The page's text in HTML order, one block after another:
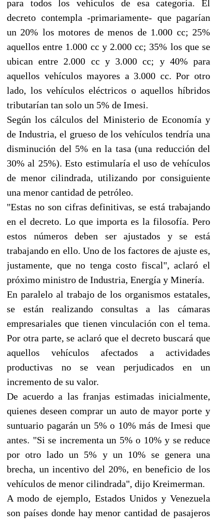
para todos los vehículos de esa categoría. El
decreto contempla -primariamente- que pagarían
un 20% los motores de menos de 1.000 cc; 25%
aquellos entre 1.000 cc y 2.000 cc; 35% los que se
ubican entre 2.000 cc y 3.000 cc; y 40% para
aquellos vehículos mayores a 3.000 cc. Por otro
lado, los vehículos eléctricos o aquellos híbridos
tributarían tan solo un 5% de Imesi.
Según los cálculos del Ministerio de Economía y
de Industria, el grueso de los vehículos tendría una
disminución del 5% en la tasa (una reducción del
30% al 25%). Esto estimularía el uso de vehículos
de menor cilindrada, utilizando por consiguiente
una menor cantidad de petróleo.
"Estas no son cifras definitivas, se está trabajando
en el decreto. Lo que importa es la filosofía. Pero
estos números deben ser ajustados y se está
trabajando en ello. Uno de los factores de ajuste es,
justamente, que no tenga costo fiscal", aclaró el
próximo ministro de Industria, Energía y Minería.
En paralelo al trabajo de los organismos estatales,
se están realizando consultas a las cámaras
empresariales que tienen vinculación con el tema.
Por otra parte, se aclaró que el decreto buscará que
aquellos vehículos afectados a actividades
productivas no se vean perjudicados en un
incremento de su valor.
De acuerdo a las franjas estimadas inicialmente,
quienes deseen comprar un auto de mayor porte y
suntuario pagarán un 5% o 10% más de Imesi que
antes. "Si se incrementa un 5% o 10% y se reduce
por otro lado un 5% y un 10% se genera una
brecha, un incentivo del 20%, en beneficio de los
vehículos de menor cilindrada", dijo Kreimerman.
A modo de ejemplo, Estados Unidos y Venezuela
son países donde hay menor cantidad de pasajeros